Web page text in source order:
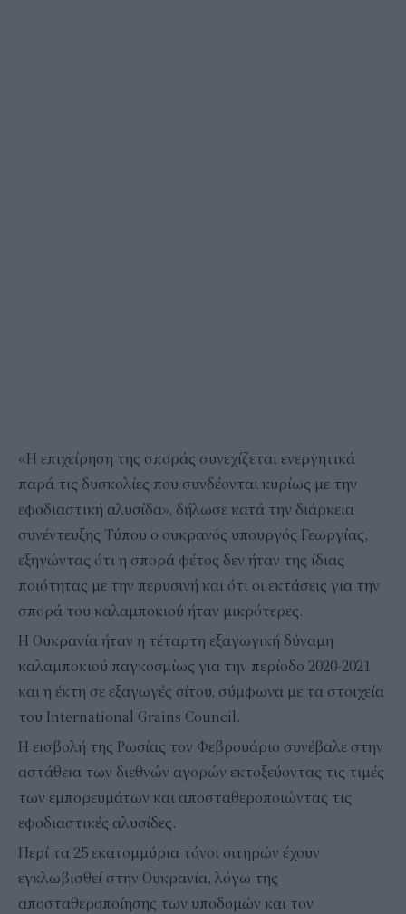
«Η επιχείρηση της σποράς συνεχίζεται ενεργητικά
παρά τις δυσκολίες που συνδέονται κυρίως με την
εφοδιαστική αλυσίδα», δήλωσε κατά την διάρκεια
συνέντευξης Τύπου ο ουκρανός υπουργός Γεωργίας,
εξηγώντας ότι η σπορά φέτος δεν ήταν της ίδιας
ποιότητας με την περυσινή και ότι οι εκτάσεις για την
σπορά του καλαμποκιού ήταν μικρότερες.
Η Ουκρανία ήταν η τέταρτη εξαγωγική δύναμη
καλαμποκιού παγκοσμίως για την περίοδο 2020-2021
και η έκτη σε εξαγωγές σίτου, σύμφωνα με τα στοιχεία
του International Grains Council.
Η εισβολή της Ρωσίας τον Φεβρουάριο συνέβαλε στην
αστάθεια των διεθνών αγορών εκτοξεύοντας τις τιμές
των εμπορευμάτων και αποσταθεροποιώντας τις
εφοδιαστικές αλυσίδες.
Περί τα 25 εκατομμύρια τόνοι σιτηρών έχουν
εγκλωβισθεί στην Ουκρανία, λόγω της
αποσταθεροποίησης των υποδομών και τον